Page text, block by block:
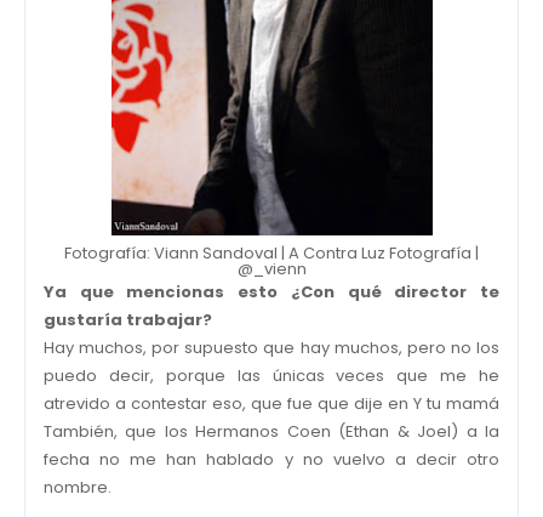
Fotografía: Viann Sandoval | A Contra Luz Fotografía |
@_vienn
Ya que mencionas esto ¿Con qué director te
gustaría trabajar?
Hay muchos, por supuesto que hay muchos, pero no los
puedo decir, porque las únicas veces que me he
atrevido a contestar eso, que fue que dije en Y tu mamá
También, que los Hermanos Coen (Ethan & Joel) a la
fecha no me han hablado y no vuelvo a decir otro
nombre.